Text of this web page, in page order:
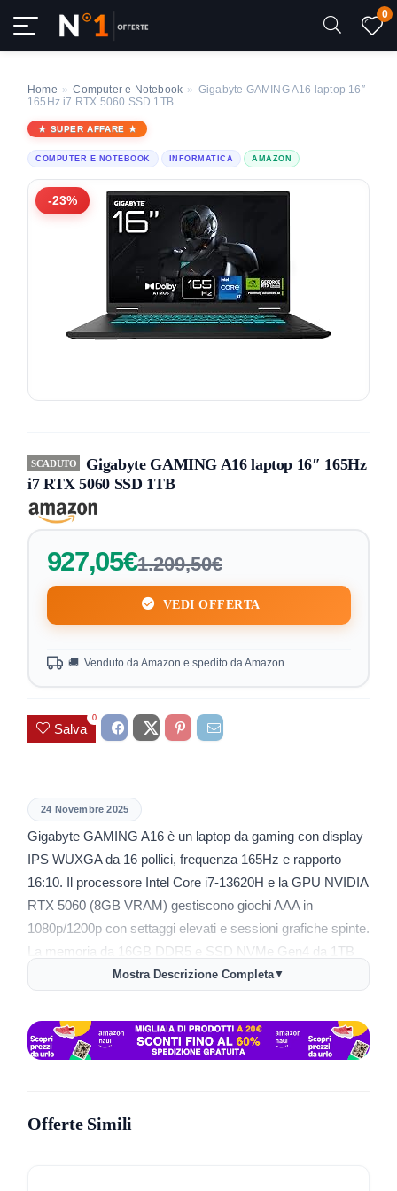
0
Home » Computer e Notebook » Gigabyte GAMING A16 laptop 16″
165Hz i7 RTX 5060 SSD 1TB
SUPER AFFARE
COMPUTER E NOTEBOOK INFORMATICA AMAZON
-23%
SCADUTO
Gigabyte GAMING A16 laptop 16″ 165Hz
i7 RTX 5060 SSD 1TB
927,05€1.209,50€
VEDI OFFERTA
🚚 Venduto da Amazon e spedito da Amazon.
Salva
0
24 Novembre 2025
Gigabyte GAMING A16 è un laptop da gaming con display
IPS WUXGA da 16 pollici, frequenza 165Hz e rapporto
16:10. Il processore Intel Core i7-13620H e la GPU NVIDIA
RTX 5060 (8GB VRAM) gestiscono giochi AAA in
1080p/1200p con settaggi elevati e sessioni grafiche spinte.
La memoria da 16GB DDR5 e SSD NVMe Gen4 da 1TB
assicurano avvii rapidi e multitasking aziendale, insieme a
Il sistema di raffreddamento WINDFORCE mantiene
temperature stabili durante utilizzi prolungati e la tastiera
Mostra Descrizione Completa▼
Offerte Simili